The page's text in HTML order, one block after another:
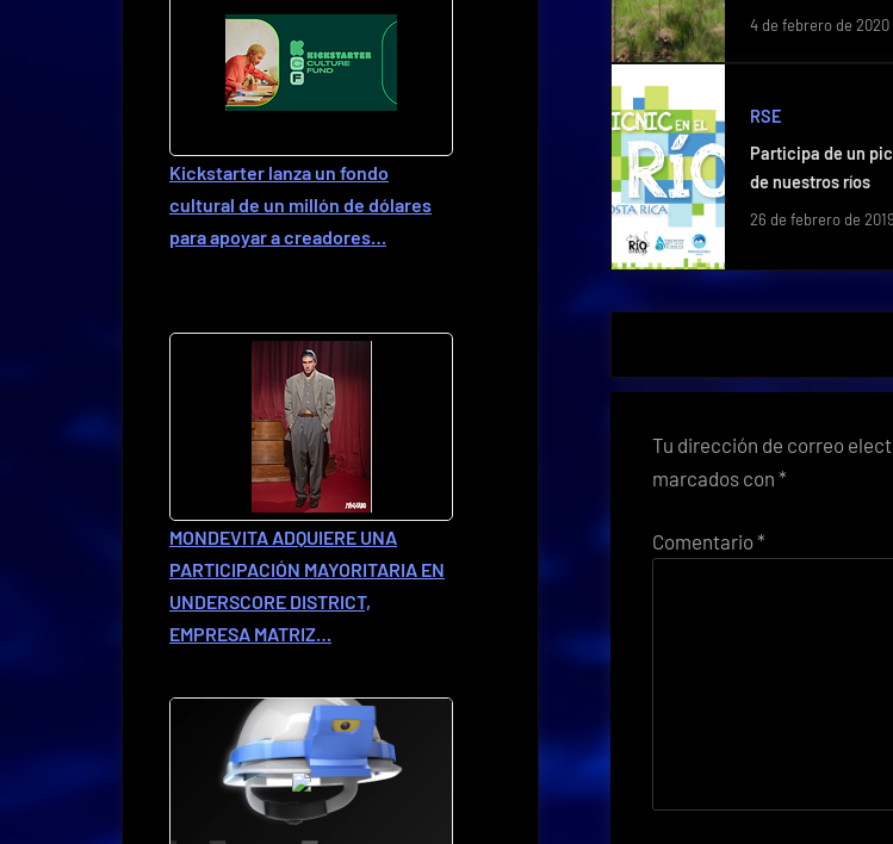
4 de febrero de 2020
RSE
Participa de un
de nuestros ríos
26 de febrero de 2019
Tu dirección de correo
marcados con *
Comentario*
Kickstarter lanza un fondo
cultural de un millón de dólares
para apoyar a creadores…
MONDEVITA ADQUIERE UNA
PARTICIPACIÓN MAYORITARIA EN
UNDERSCORE DISTRICT,
EMPRESA MATRIZ…